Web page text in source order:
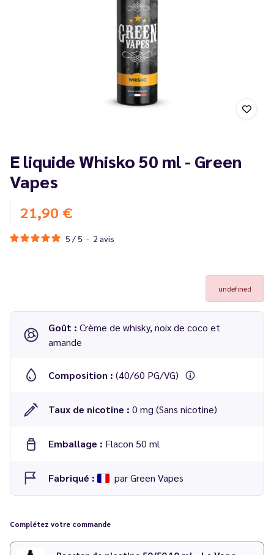
E liquide Whisko 50 ml - Green
Vapes
21,90 €
5 / 5 - 2 avis
undefined
Goût : Crème de whisky, noix de coco et
amande
Composition : (40/60 PG/VG)
Taux de nicotine : 0 mg (Sans nicotine)
Emballage : Flacon 50 ml
Fabriqué : par Green Vapes
Complétez votre commande